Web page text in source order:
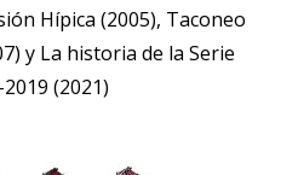
Hípica (2005), Taconeo
y La historia de la Serie
(2021)